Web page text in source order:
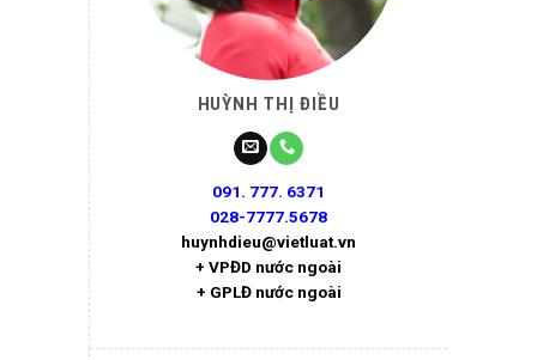
HUỲNH THỊ ĐIỀU
091. 777. 6371
028-7777.5678
huynhdieu@vietluat.vn
+ VPĐD nước ngoài
+ GPLĐ nước ngoài